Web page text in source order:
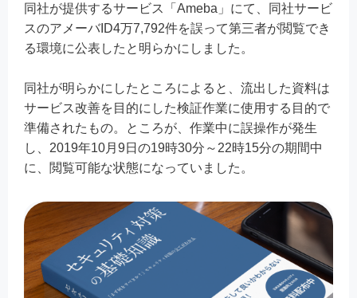
同社が提供するサービス「Ameba」にて、同社サービ
スのアメーバID4万7,792件を誤って第三者が閲覧でき
る環境に公表したと明らかにしました。
同社が明らかにしたところによると、流出した資料は
サービス改善を目的にした検証作業に使用する目的で
準備されたもの。ところが、作業中に誤操作が発生
し、2019年10月9日の19時30分～22時15分の期間中
に、閲覧可能な状態になっていました。